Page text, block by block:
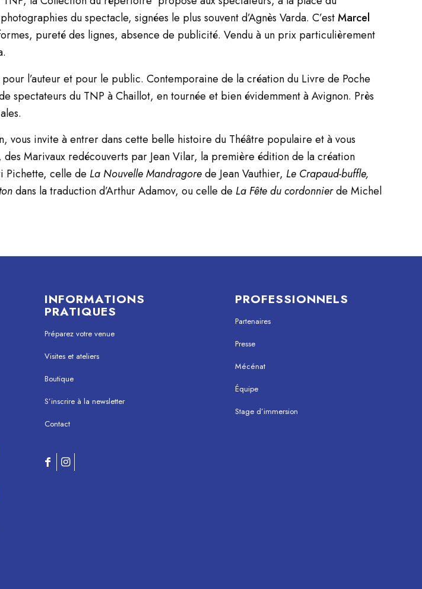
du spectacle, signées le plus souvent d’Agnès Varda. C’estMarcel
pureté des lignes, absence de publicité. Vendu à un prix particulièrement
l’auteur et pour le public. Contemporaine de la création du Livre de Poche
spectateurs du TNP à Chaillot, en tournée et bien évidemment à Avignon. Près
vous invite à entrer dans cette belle histoire du Théâtre populaire et à vous
Marivaux redécouverts par Jean Vilar, la première édition de la création
Pichette, celle de La Nouvelle Mandragorede Jean Vauthier, Le Crapaud-buffle,
dans la traduction d’Arthur Adamov, ou celle de La Fête du cordonnierde Michel
INFORMATIONS
PRATIQUES
Préparez votre venue
Visites et ateliers
Boutique
S’inscrire à la newsletter
Contact
PROFESSIONNELS
Partenaires
Presse
Mécénat
Équipe
Stage d’immersion